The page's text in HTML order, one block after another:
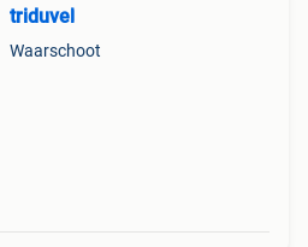
triduvel
Waarschoot